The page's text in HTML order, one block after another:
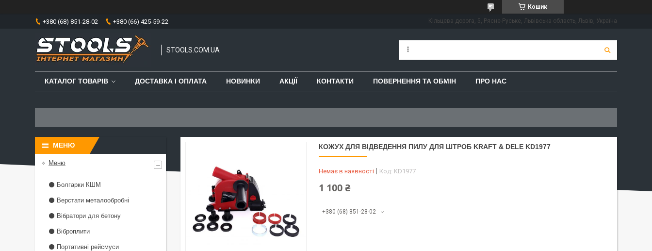
Кошик
+380 (68) 851-28-02 +380 (66) 425-59-22 Кільцева дорога, 5, Рясне-Руське, Львівська область, Львів, Україна
STOOLS.COM.UA
КАТАЛОГ ТОВАРІВ ДОСТАВКА І ОПЛАТА НОВИНКИ АКЦІЇ КОНТАКТИ ПОВЕРНЕННЯ ТА ОБМІН ПРО НАС
КОЖУХ ДЛЯ ВІДВЕДЕННЯ ПИЛУ ДЛЯ ШТРОБ KRAFT & DELE KD1977
Немає в наявності Код: KD1977
1 100 ₴
+380 (68) 851-28-02
Меню
⚫ Болгарки КШМ
⚫ Верстати металообробні
⚫ Вібратори для бетону
⚫ Віброплити
⚫ Портативні рейсмуси